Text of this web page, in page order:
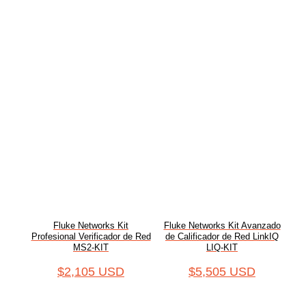
Fluke Networks Kit
Profesional Verificador de Red
MS2-KIT
$2,105 USD
Fluke Networks Kit Avanzado
de Calificador de Red LinkIQ
LIQ-KIT
$5,505 USD